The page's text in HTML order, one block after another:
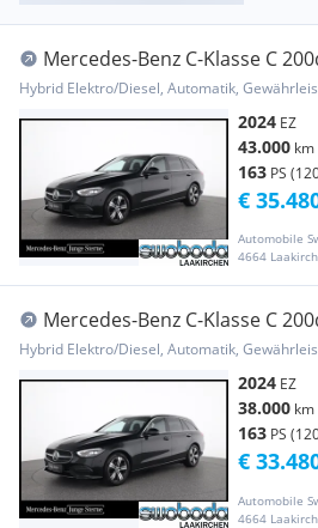
Mercedes-Benz C-Klasse C
Hybrid Elektro/Diesel, Automatik,
2024 EZ
43.000 km
163 PS
Automobile
4664
€
Mercedes-Benz C-Klasse C
Hybrid Elektro/Diesel, Automatik,
2024 EZ
38.000 km
163 PS
Automobile
4664
€